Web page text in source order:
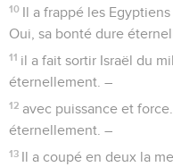
10 Il a frappé les
Oui, sa bonté dure
11 il a fait sortir Israël du
éternellement. –
12 avec puissance et
éternellement. –
13 Il a coupé en deux la